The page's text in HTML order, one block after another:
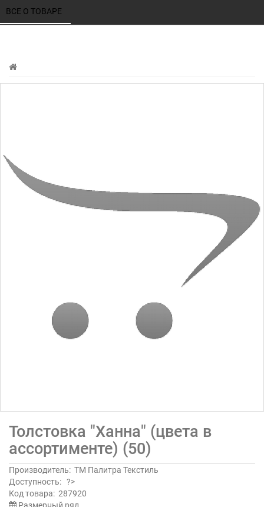
ВСЕ О ТОВАРЕ
Толстовка "Ханна" (цвета в
ассортименте) (50)
Производитель: ТМ Палитра Текстиль
Доступность: ?>
Код товара: 287920
Размерный ряд